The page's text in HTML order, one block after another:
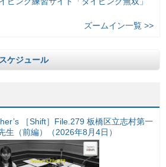
ズームイン一覧 >>
ケジュール
［Shift］File.279 板橋区立志村第一
生（前編）（2026年8月4日）